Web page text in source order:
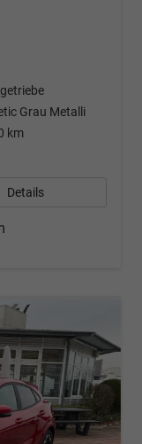
Grau Metalli
km
Details